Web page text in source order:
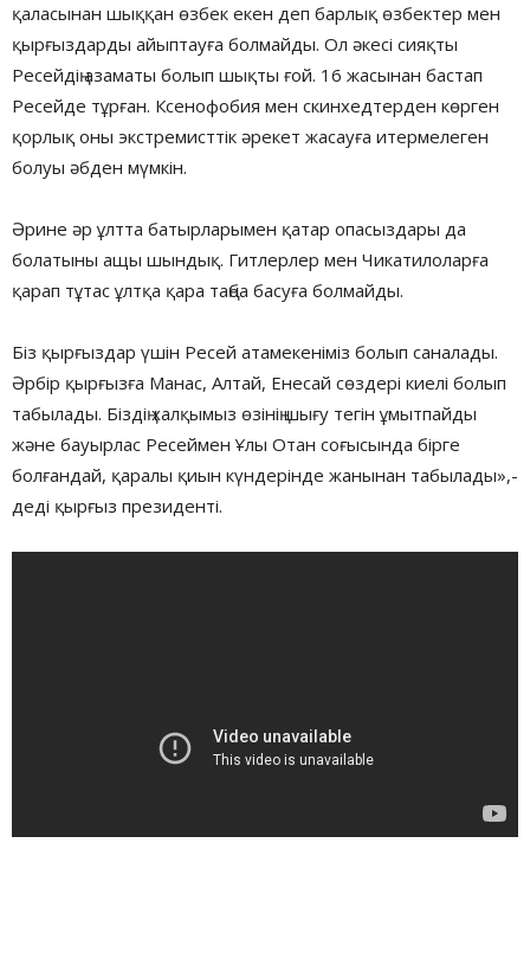
қаласынан шыққан өзбек екен деп барлық өзбектер мен
қырғыздарды айыптауға болмайды. Ол әкесі сияқты
Ресейдің азаматы болып шықты ғой. 16 жасынан бастап
Ресейде тұрған. Ксенофобия мен скинхедтерден көрген
қорлық оны экстремисттік әрекет жасауға итермелеген
болуы әбден мүмкін.
Әрине әр ұлтта батырларымен қатар опасыздары да
болатыны ащы шындық. Гитлерлер мен Чикатилоларға
қарап тұтас ұлтқа қара таңба басуға болмайды.
Біз қырғыздар үшін Ресей атамекеніміз болып саналады.
Әрбір қырғызға Манас, Алтай, Енесай сөздері киелі болып
табылады. Біздің халқымыз өзінің шығу тегін ұмытпайды
және бауырлас Ресеймен Ұлы Отан соғысында бірге
болғандай, қаралы қиын күндерінде жанынан табылады»,-
деді қырғыз президенті.